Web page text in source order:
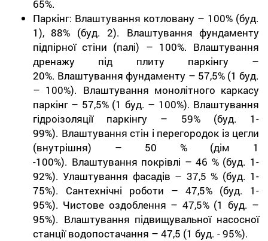
65%.
Паркінг: Влаштування котловану – 100% (буд.
1), 88% (буд. 2). Влаштування фундаменту
підпірної стіни (палі) – 100%. Влаштування
дренажу під плиту паркінгу –
20%. Влаштування фундаменту – 57,5% (1 буд.
– 100%). Влаштування монолітного каркасу
паркінг – 57,5% (1 буд. – 100%). Влаштування
гідроізоляції паркінгу – 59% (буд. 1-
99%). Влаштування стін і перегородок із цегли
(внутрішня) – 50 % (дім 1
-100%). Влаштування покрівлі – 46 % (буд. 1-
92%). Улаштування фасадів – 37,5 % (буд. 1-
75%). Сантехнічні роботи – 47,5% (буд. 1-
95%). Чистове оздоблення – 47,5% (1 буд. –
95%). Влаштування підвищувальної насосної
станції водопостачання – 47,5 (1 буд. - 95%).